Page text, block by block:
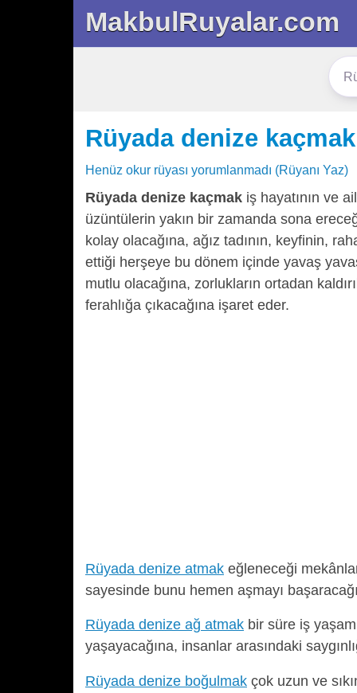
MakbulRuyalar.com
Rüyada denize kaçmak
Henüz okur rüyası yorumlanmadı (Rüyanı Yaz)
Rüyada denize kaçmak iş hayatının ve
üzüntülerin yakın bir zamanda sona
kolay olacağına, ağız tadının, keyfinin,
ettiği herşeye bu dönem içinde yavaş
mutlu olacağına, zorlukların ortadan
ferahlığa çıkacağına işaret eder.
Rüyada denize atmak eğleneceği
sayesinde bunu hemen aşmayı
Rüyada denize ağ atmak bir süre iş
yaşayacağına, insanlar arasındaki
Rüyada denize boğulmak çok uzun ve